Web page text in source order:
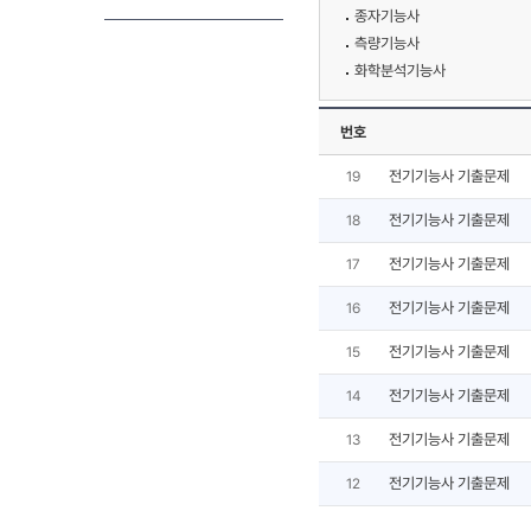
종자기능사
측량기능사
화학분석기능사
번호
19 전기기능사 기출문제
18 전기기능사 기출문제
17 전기기능사 기출문제
16 전기기능사 기출문제
15 전기기능사 기출문제
14 전기기능사 기출문제
13 전기기능사 기출문제
12 전기기능사 기출문제